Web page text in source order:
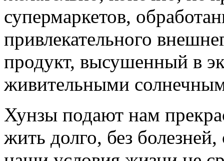
супермаркетов,
привлекательного
продукт, высушенный в
живительными
Хунзы подают нам
жить долго, без